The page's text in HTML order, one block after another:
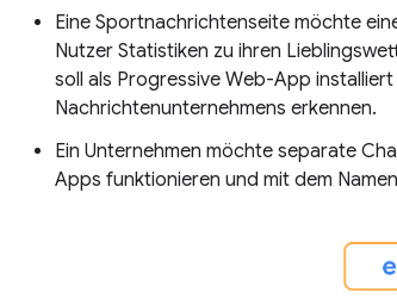
Eine Sportnachrichtenseite möchte
Nutzer Statistiken zu ihren
soll als Progressive Web-App
Nachrichtenunternehmens erkennen.
Ein Unternehmen möchte separate
Apps funktionieren und mit dem